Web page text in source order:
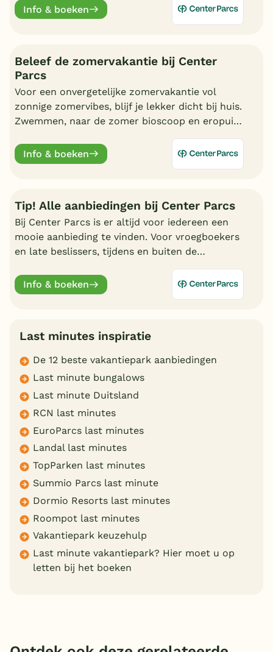
Info & boeken
Beleef de zomervakantie bij Center
Parcs
Voor een onvergetelijke zomervakantie vol
zonnige zomervibes, blijf je lekker dicht bij huis.
Zwemmen, naar de zomer bioscoop en eropuit.
Center Parcs.
Info & boeken
Tip! Alle aanbiedingen bij Center Parcs
Bij Center Parcs is er altijd voor iedereen een
mooie aanbieding te vinden. Voor vroegboekers
en late beslissers, tijdens en buiten de
aanbiedingen.
Info & boeken
Last minutes inspiratie
De 12 beste vakantiepark aanbiedingen
Last minute bungalows
Last minute Duitsland
RCN last minutes
EuroParcs last minutes
Landal last minutes
TopParken last minutes
Summio Parcs last minute
Dormio Resorts last minutes
Roompot last minutes
Vakantiepark keuzehulp
Last minute vakantiepark? Hier moet u op
letten bij het boeken